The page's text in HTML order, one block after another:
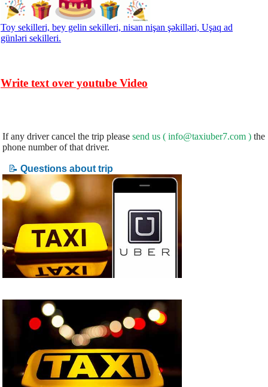
Toy sekilleri, bey gelin sekilleri, nisan nişan şəkilləri, Uşaq ad
günləri sekilleri.
Write text over youtube Video
If any driver cancel the trip please send us ( info@taxiuber7.com ) the
phone number of that driver.
📝 Questions about trip